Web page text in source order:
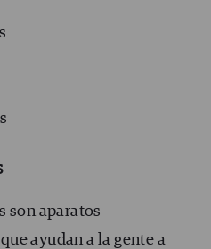
son aparatos
ayudan a la gente a